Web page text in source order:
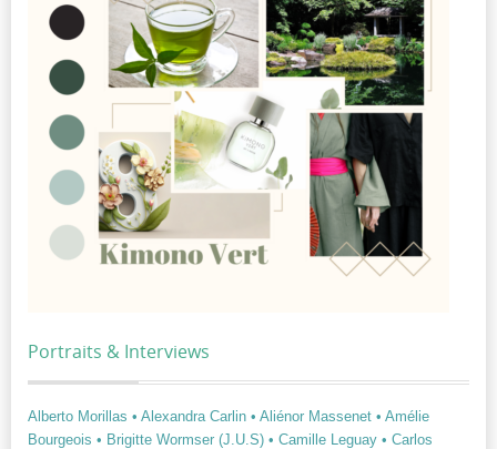
Portraits & Interviews
Alberto Morillas • Alexandra Carlin • Aliénor Massenet • Amélie
Bourgeois • Brigitte Wormser (J.U.S) • Camille Leguay • Carlos